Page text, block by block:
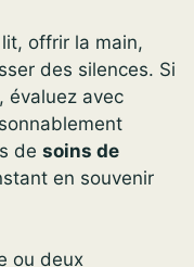
offrir la main,
des silences. Si
évaluez avec
de soins de
en souvenir
ou deux